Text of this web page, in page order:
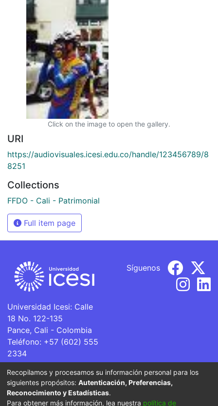
Click on the image to open the gallery.
URI
https://audiovisuales.icesi.edu.co/handle/123456789/8
8251
Collections
FFDO - Cali - Patrimonial
Full item page
Universidad Icesi: Calle
18 No. 122-135
Pance, Cali - Colombia
Teléfono: +57 (602) 555
2334
ventanillaunica@icesi.edu.co
Síguenos
La Universidad Icesi es una Institución de Educación
Superior que se encuentra sujeta a inspección y vigilancia
Recopilamos y procesamos su información personal para los
siguientes propósitos: Autenticación, Preferencias,
Reconocimiento y Estadísticas.
Para obtener más información, lea nuestra política de